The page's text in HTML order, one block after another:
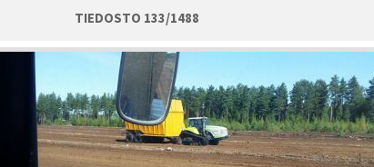
TIEDOSTO 133/1488